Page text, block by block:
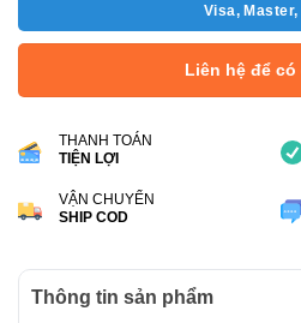
Visa, Master,
Liên hệ để
THANH TOÁN
TIỆN LỢI
VẬN CHUYỂN
SHIP COD
Thông tin sản phẩm